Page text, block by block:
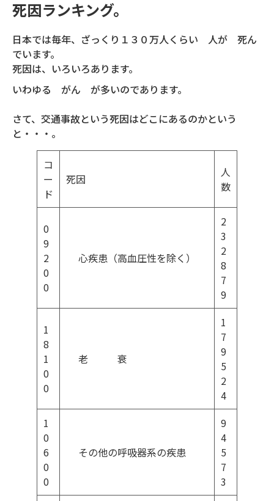
死因ランキング。
日本では毎年、ざっくり１３０万人くらい 人が 死ん
でいます。
死因は、いろいろあります。
いわゆる がん が多いのであります。
さて、交通事故という死因はどこにあるのかという
と・・・。
コ
ー
ド
死因
人
数
0
9
2
0
0
心疾患（高血圧性を除く）
2
3
2
8
7
9
1
8
1
0
0
老 衰
1
7
9
5
2
4
1
0
6
0
0
その他の呼吸器系の疾患
9
4
5
7
3